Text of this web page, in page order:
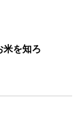
米を知ろ